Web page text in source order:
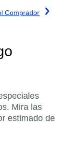
Comprador
Mira las
estimado de